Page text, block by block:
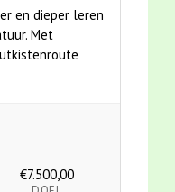
en dieper leren
Met
€7.500,00